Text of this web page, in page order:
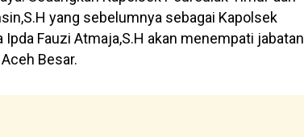
yang sebelumnya sebagai Kapolsek
Fauzi Atmaja,S.H akan menempati jabatan
Besar.